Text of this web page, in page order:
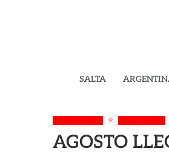
SALTA
AGOSTO